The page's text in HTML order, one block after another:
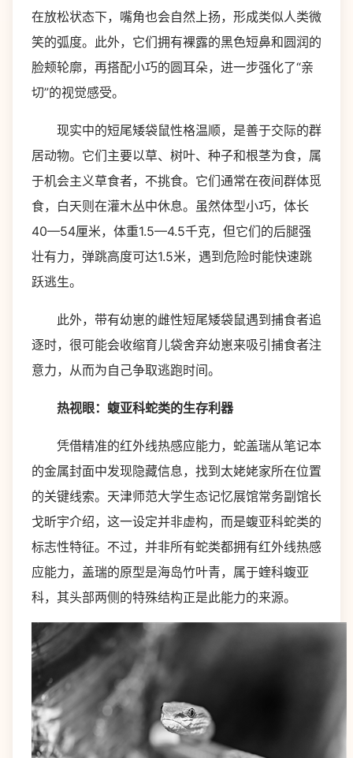
在放松状态下，嘴角也会自然上扬，形成类似人类微
笑的弧度。此外，它们拥有裸露的黑色短鼻和圆润的
脸颊轮廓，再搭配小巧的圆耳朵，进一步强化了“亲
切”的视觉感受。
现实中的短尾矮袋鼠性格温顺，是善于交际的群
居动物。它们主要以草、树叶、种子和根茎为食，属
于机会主义草食者，不挑食。它们通常在夜间群体觅
食，白天则在灌木丛中休息。虽然体型小巧，体长
40—54厘米，体重1.5—4.5千克，但它们的后腿强
壮有力，弹跳高度可达1.5米，遇到危险时能快速跳
跃逃生。
此外，带有幼崽的雌性短尾矮袋鼠遇到捕食者追
逐时，很可能会收缩育儿袋舍弃幼崽来吸引捕食者注
意力，从而为自己争取逃跑时间。
热视眼：蝮亚科蛇类的生存利器
凭借精准的红外线热感应能力，蛇盖瑞从笔记本
的金属封面中发现隐藏信息，找到太姥姥家所在位置
的关键线索。天津师范大学生态记忆展馆常务副馆长
戈昕宇介绍，这一设定并非虚构，而是蝮亚科蛇类的
标志性特征。不过，并非所有蛇类都拥有红外线热感
应能力，盖瑞的原型是海岛竹叶青，属于蝰科蝮亚
科，其头部两侧的特殊结构正是此能力的来源。